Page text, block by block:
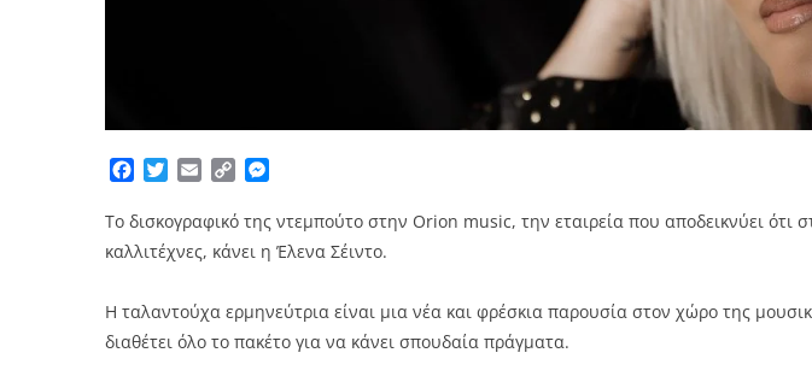
Facebook
TwitterEmailCopy
Το δισκογραφικό της ντεμπούτο στην Orion music, την εταιρεία που αποδεικνύει ότι
καλλιτέχνες, κάνει η Έλενα Σέιντο.
Η ταλαντούχα ερμηνεύτρια είναι μια νέα και φρέσκια παρουσία στον χώρο της
διαθέτει όλο το πακέτο για να κάνει σπουδαία πράγματα.